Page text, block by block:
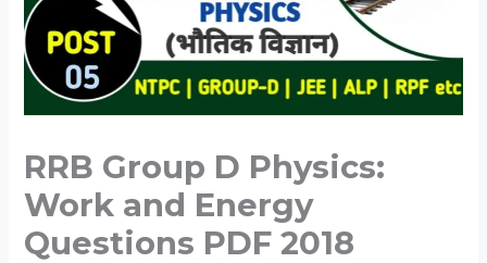
RRB Group D Physics:
Work and Energy
Questions PDF 2018